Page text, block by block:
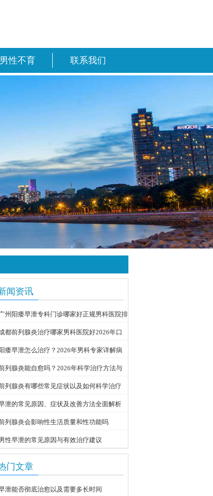
男性不育 联系我们
闻资讯
州阳痿早泄专科门诊哪家好正规男科医院排
名都前列腺炎治疗哪家男科医院好2026年口
推荐
痿早泄怎么治疗？2026年男科专家详解病
与科学用药方案
列腺炎能自愈吗？2026年科学治疗方法与
常护理指南
列腺炎有哪些常见症状以及如何科学治疗
泄的常见原因、症状及改善方法全面解析
列腺炎会影响性生活质量和性功能吗
性早泄的常见原因与有效治疗建议
门文章
泄能否彻底治愈以及需要多长时间